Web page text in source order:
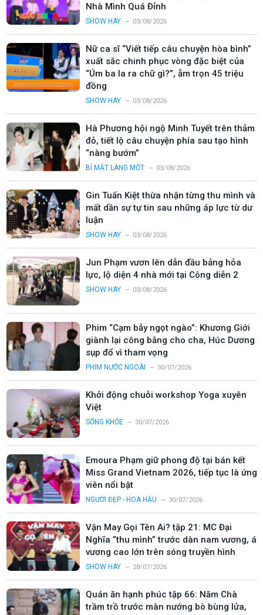
Nhà Mình Quá Đỉnh
SHOW HAY 03/08/2026
Nữ ca sĩ “Viết tiếp câu chuyện hòa bình”
xuất sắc chinh phục vòng đặc biệt của
“Úm ba la ra chữ gì?”, ẵm trọn 45 triệu
đồng
SHOW HAY 03/08/2026
Hà Phương hội ngộ Minh Tuyết trên thảm
đỏ, tiết lộ câu chuyện phía sau tạo hình
“nàng bướm”
BÍ MẬT LÀNG MỐT 03/08/2026
Gin Tuấn Kiệt thừa nhận từng thu mình và
mất dần sự tự tin sau những áp lực từ dư
luận
SHOW HAY 03/08/2026
Jun Phạm vươn lên dẫn đầu bảng hỏa
lực, lộ diện 4 nhà mới tại Công diễn 2
SHOW HAY 03/08/2026
Phim “Cạm bẫy ngọt ngào”: Khương Giới
giành lại công bằng cho cha, Húc Dương
sụp đổ vì tham vọng
PHIM NƯỚC NGOÀI 30/07/2026
Khởi động chuỗi workshop Yoga xuyên
Việt
SỐNG KHỎE 30/07/2026
Emoura Phạm giữ phong độ tại bán kết
Miss Grand Vietnam 2026, tiếp tục là ứng
viên nổi bật
NGƯỜI ĐẸP - HOA HẬU 30/07/2026
Vận May Gọi Tên Ai? tập 21: MC Đại
Nghĩa “thu mình” trước dàn nam vương, á
vương cao lớn trên sóng truyền hình
SHOW HAY 28/07/2026
Quán ăn hạnh phúc tập 66: Năm Chà
trầm trồ trước màn nướng bò bùng lửa,